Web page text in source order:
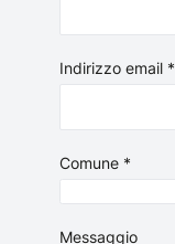
Indirizzo email *
Comune *
Messaggio